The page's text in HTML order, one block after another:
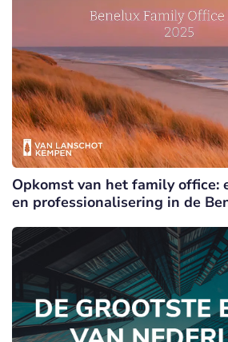
Opkomst van het family office:
en professionalisering in de